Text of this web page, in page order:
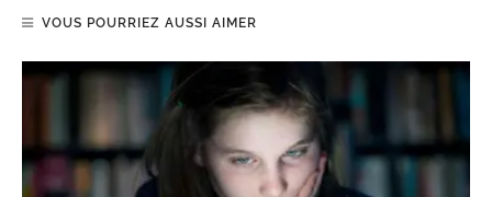
VOUS POURRIEZ AUSSI AIMER